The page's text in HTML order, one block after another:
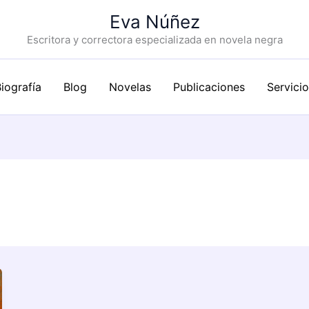
Eva Núñez
Escritora y correctora especializada en novela negra
Blog Novelas Publicaciones